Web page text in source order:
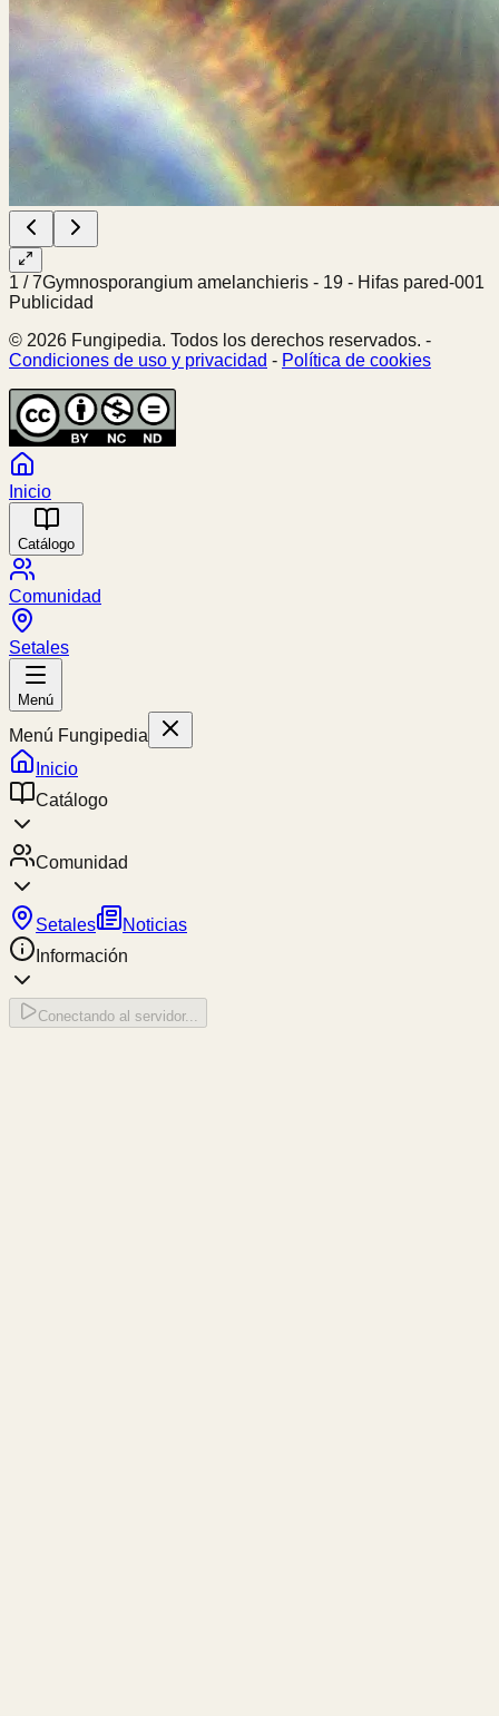
1 /7Gymnosporangium amelanchieris - 19 - Hifas pared-001
Publicidad
© 2026 Fungipedia. Todos los derechos reservados. -
Condiciones de uso y privacidad - Política de cookies
Inicio
Catálogo
Comunidad
Setales
Menú
Menú Fungipedia
Inicio
Catálogo
Comunidad
Setales
Noticias
Información
Conectando al servidor...